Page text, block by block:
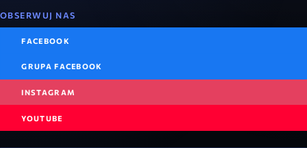
OBSERWUJ NAS
FACEBOOK
GRUPA FACEBOOK
INSTAGRAM
YOUTUBE